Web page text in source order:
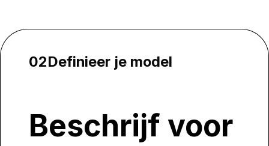
02Definieer je model
Beschrijf voor